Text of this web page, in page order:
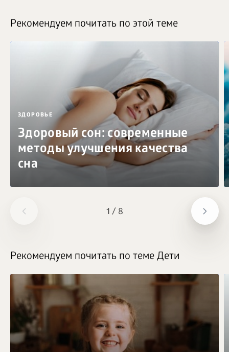
1 / 8
Рекомендуем почитать по этой теме
ЗДОРОВЬЕ
Здоровый сон: современные
методы улучшения качества
сна
Рекомендуем почитать по теме Дети